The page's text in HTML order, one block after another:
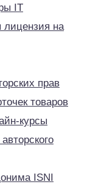
IT
лицензия на
прав
товаров
курсы
ISNI